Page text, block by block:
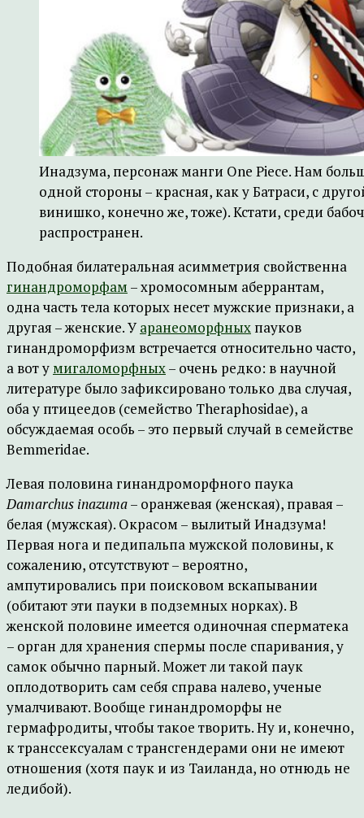
Инадзума, персонаж манги One Piece. Нам
одной стороны – красная, как у Батраси, с
винишко, конечно же, тоже). Кстати, среди
распространен.
Подобная билатеральная асимметрия свойственна
гинандроморфам– хромосомным аберрантам,
одна часть тела которых несет мужские признаки, а
другая – женские. Уаранеоморфных пауков
гинандроморфизм встречается относительно часто,
а вот у мигаломорфных– очень редко: в научной
литературе было зафиксировано только два случая,
оба у птицеедов (семейство Theraphosidae), а
обсуждаемая особь – это первый случай в семействе
Bemmeridae.
Левая половина гинандроморфного паука
Damarchus inazuma– оранжевая (женская), правая –
белая (мужская). Окрасом – вылитый Инадзума!
Первая нога и педипальпа мужской половины, к
сожалению, отсутствуют – вероятно,
ампутировались при поисковом вскапывании
(обитают эти пауки в подземных норках). В
женской половине имеется одиночная сперматека
– орган для хранения спермы после спаривания, у
самок обычно парный. Может ли такой паук
оплодотворить сам себя справа налево, ученые
умалчивают. Вообще гинандроморфы не
гермафродиты, чтобы такое творить. Ну и, конечно,
к транссексуалам с трансгендерами они не имеют
отношения (хотя паук и из Таиланда, но отнюдь не
ледибой).